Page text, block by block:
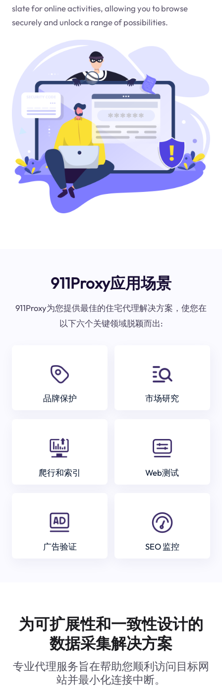
slate for online activities, allowing you to browse
securely and unlock a range of possibilities.
911Proxy应用场景
911Proxy为您提供最佳的住宅代理解决方案，使您在
以下六个关键领域脱颖而出:
品牌保护 市场研究
爬行和索引 Web测试
广告验证 SEO 监控
为可扩展性和一致性设计的
数据采集解决方案
专业代理服务旨在帮助您顺利访问目标网
站并最小化连接中断。